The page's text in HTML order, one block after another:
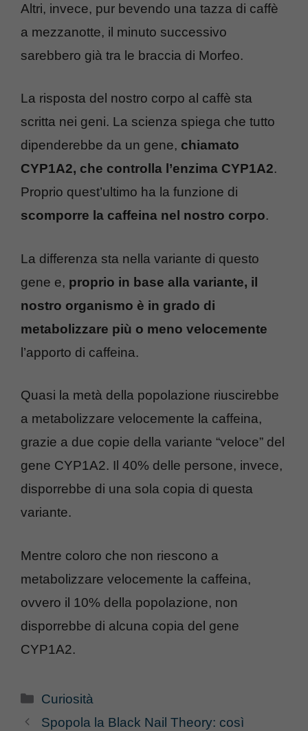
Altri, invece, pur bevendo una tazza di caffè
a mezzanotte, il minuto successivo
sarebbero già tra le braccia di Morfeo.
La risposta del nostro corpo al caffè sta
scritta nei geni. La scienza spiega che tutto
dipenderebbe da un gene, chiamato
CYP1A2, che controlla l’enzima CYP1A2.
Proprio quest’ultimo ha la funzione di
scomporre la caffeina nel nostro corpo.
La differenza sta nella variante di questo
gene e, proprio in base alla variante, il
nostro organismo è in grado di
metabolizzare più o meno velocemente
l’apporto di caffeina.
Quasi la metà della popolazione riuscirebbe
a metabolizzare velocemente la caffeina,
grazie a due copie della variante “veloce” del
gene CYP1A2. Il 40% delle persone, invece,
disporrebbe di una sola copia di questa
variante.
Mentre coloro che non riescono a
metabolizzare velocemente la caffeina,
ovvero il 10% della popolazione, non
disporrebbe di alcuna copia del gene
CYP1A2.
Categorie
Curiosità
Spopola la Black Nail Theory: così